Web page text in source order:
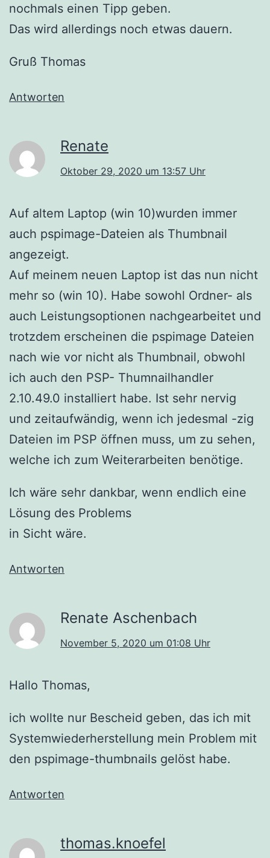
nochmals einen Tipp geben.
Das wird allerdings noch etwas dauern.
Gruß Thomas
Antworten
Renate
Oktober 29, 2020 um 13:57 Uhr
Auf altem Laptop (win 10)wurden immer
auch pspimage-Dateien als Thumbnail
angezeigt.
Auf meinem neuen Laptop ist das nun nicht
mehr so (win 10). Habe sowohl Ordner- als
auch Leistungsoptionen nachgearbeitet und
trotzdem erscheinen die pspimage Dateien
nach wie vor nicht als Thumbnail, obwohl
ich auch den PSP- Thumnailhandler
2.10.49.0 installiert habe. Ist sehr nervig
und zeitaufwändig, wenn ich jedesmal -zig
Dateien im PSP öffnen muss, um zu sehen,
welche ich zum Weiterarbeiten benötige.
Ich wäre sehr dankbar, wenn endlich eine
Lösung des Problems
in Sicht wäre.
Antworten
Renate Aschenbach
November 5, 2020 um 01:08 Uhr
Hallo Thomas,
ich wollte nur Bescheid geben, das ich mit
Systemwiederherstellung mein Problem mit
den pspimage-thumbnails gelöst habe.
Antworten
thomas.knoefel